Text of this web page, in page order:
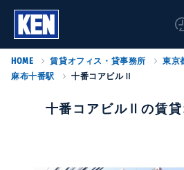
HOME 賃貸オフィス・貸事務所 東京
麻布十番駅
十番コアビルⅡ
十番コアビルⅡの賃貸